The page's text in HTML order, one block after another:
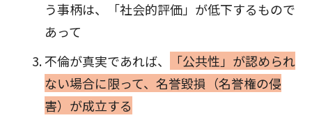
う事柄は、「社会的評価」が低下するもので
あって
不倫が真実であれば、
「公共性」が認められ
ない場合に限って、名誉毀損（名誉権の侵
害）が成立する